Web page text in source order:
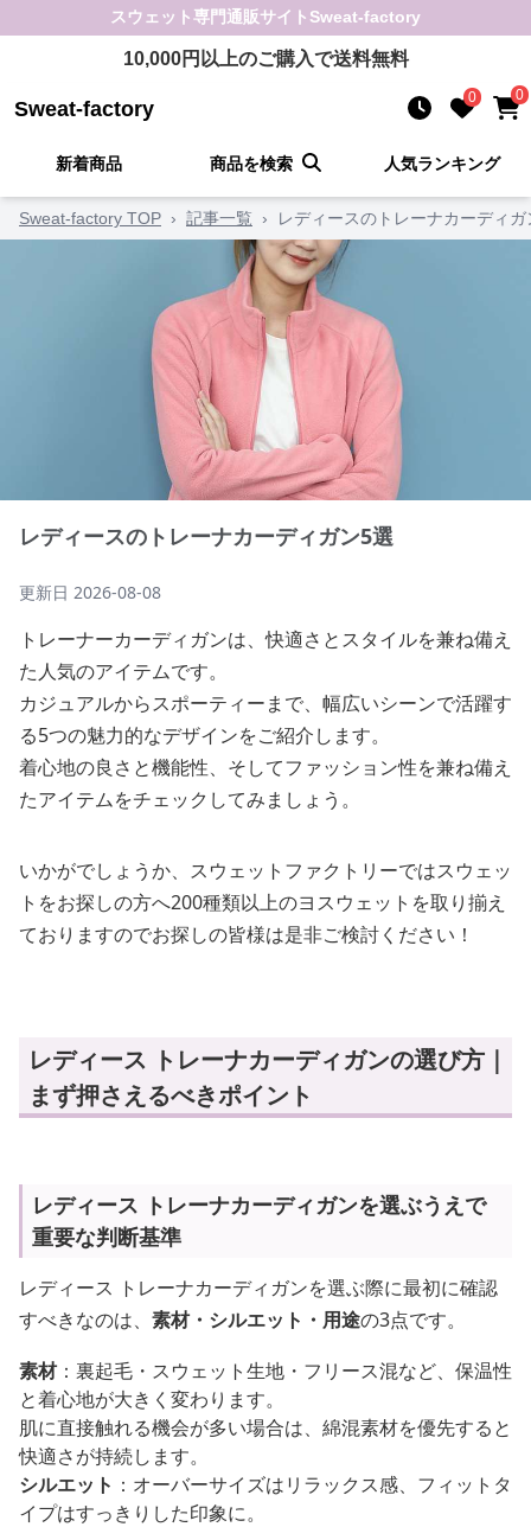
スウェット専門通販サイト Sweat-factory
10,000円以上のご購入で送料無料
Sweat-factory 0 0
新着商品 商品を検索 人気ランキング
Sweat-factory TOP › 記事一覧 › レディースのトレーナカーディガ
レディースのトレーナカーディガン5選
更新日 2026-08-08
トレーナーカーディガンは、快適さとスタイルを兼ね備え
た人気のアイテムです。
カジュアルからスポーティーまで、幅広いシーンで活躍す
る5つの魅力的なデザインをご紹介します。
着心地の良さと機能性、そしてファッション性を兼ね備え
たアイテムをチェックしてみましょう。
いかがでしょうか、スウェットファクトリーではスウェッ
トをお探しの方へ200種類以上のヨスウェットを取り揃え
ておりますのでお探しの皆様は是非ご検討ください！
レディース トレーナカーディガンの選び方｜
まず押さえるべきポイント
レディース トレーナカーディガンを選ぶうえで
重要な判断基準
レディース トレーナカーディガンを選ぶ際に最初に確認
すべきなのは、 素材・シルエット・用途の3点です。
素材：裏起毛・スウェット生地・フリース混など、保温性
と着心地が大きく変わります。
肌に直接触れる機会が多い場合は、綿混素材を優先すると
快適さが持続します。
シルエット ：オーバーサイズはリラックス感、フィットタ
イプはすっきりした印象に。